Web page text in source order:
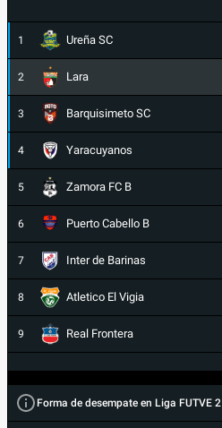
1 Ureña SC
2 Lara
3 Barquisimeto SC
4 Yaracuyanos
5 Zamora FC B
6 Puerto Cabello B
7 Inter de Barinas
8 Atletico El Vigia
9 Real Frontera
Forma de desempate en Liga FUTVE 2